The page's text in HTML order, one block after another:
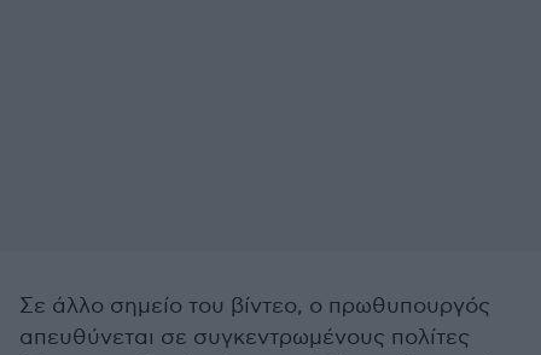
Σε άλλο σημείο του βίντεο, ο πρωθυπουργός
απευθύνεται σε συγκεντρωμένους πολίτες